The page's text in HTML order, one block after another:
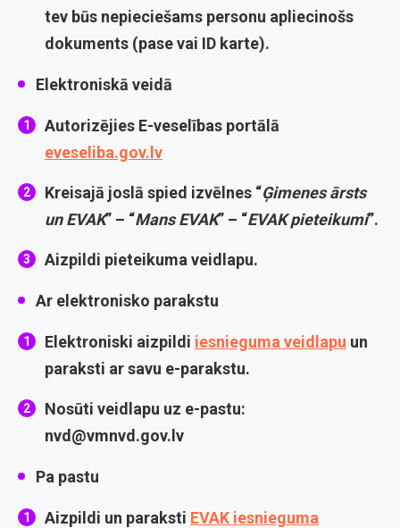
tev būs nepieciešams personu apliecinošs
dokuments (pase vai ID karte).
Elektroniskā veidā
Autorizējies E-veselības portālā
eveseliba.gov.lv
Kreisajā joslā spied izvēlnes “Ģimenes ārsts
un EVAK” – “Mans EVAK” – “EVAK pieteikumi”.
Aizpildi pieteikuma veidlapu.
Ar elektronisko parakstu
Elektroniski aizpildi iesnieguma veidlapu un
paraksti ar savu e-parakstu.
Nosūti veidlapu uz e-pastu:
nvd@vmnvd.gov.lv
Pa pastu
Aizpildi un paraksti EVAK iesnieguma